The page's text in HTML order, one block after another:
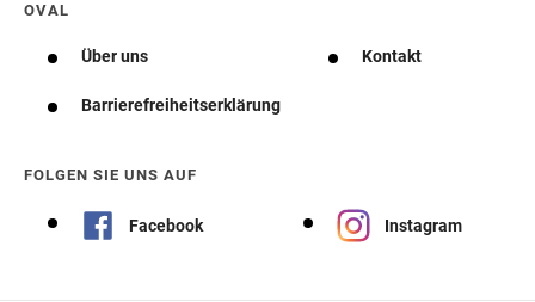
OVAL
Über uns Kontakt
Barrierefreiheitserklärung
FOLGEN SIE UNS AUF
Facebook Instagram